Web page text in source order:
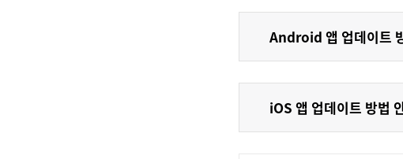
Android 앱 업데이트
iOS 앱 업데이트 방법